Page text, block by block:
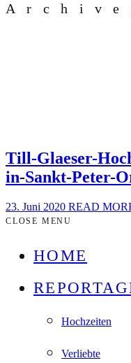
Till-Glaeser-
in-Sankt-Peter-
23. Juni 2020 READ
CLOSE MENU
HOME
Hochzeiten
Verliebte